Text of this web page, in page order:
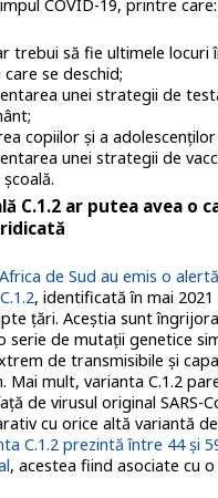
COVID-19, printre care:
trebui să fie ultimele locuri
se deschid;
unei strategii de
copiilor și a
unei strategii de
C.1.2 ar putea avea o
de Sud au emis o
, identificată în mai
țări. Aceștia sunt
serie de mutații genetice
de transmisibile și
Mai mult, varianta C.1.2
de virusul original SARS-
cu orice altă variantă
C.1.2 prezintă între 44 și
, acestea fiind asociate cu